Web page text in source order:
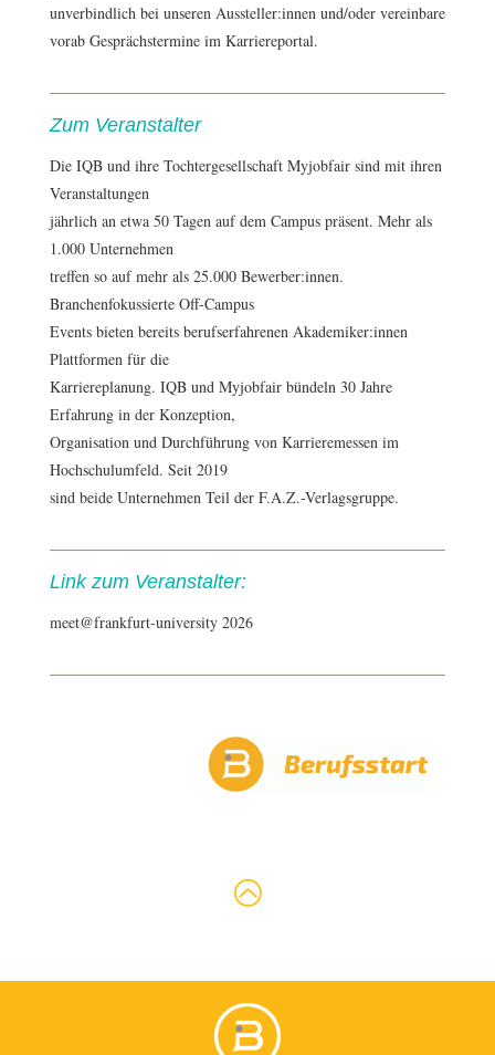
unverbindlich bei unseren Aussteller:innen und/oder vereinbare
vorab Gesprächstermine im Karriereportal.
Zum Veranstalter
Die IQB und ihre Tochtergesellschaft Myjobfair sind mit ihren
Veranstaltungen
jährlich an etwa 50 Tagen auf dem Campus präsent. Mehr als
1.000 Unternehmen
treffen so auf mehr als 25.000 Bewerber:innen.
Branchenfokussierte Off-Campus
Events bieten bereits berufserfahrenen Akademiker:innen
Plattformen für die
Karriereplanung. IQB und Myjobfair bündeln 30 Jahre
Erfahrung in der Konzeption,
Organisation und Durchführung von Karrieremessen im
Hochschulumfeld. Seit 2019
sind beide Unternehmen Teil der F.A.Z.-Verlagsgruppe.
Link zum Veranstalter:
meet@frankfurt-university 2026